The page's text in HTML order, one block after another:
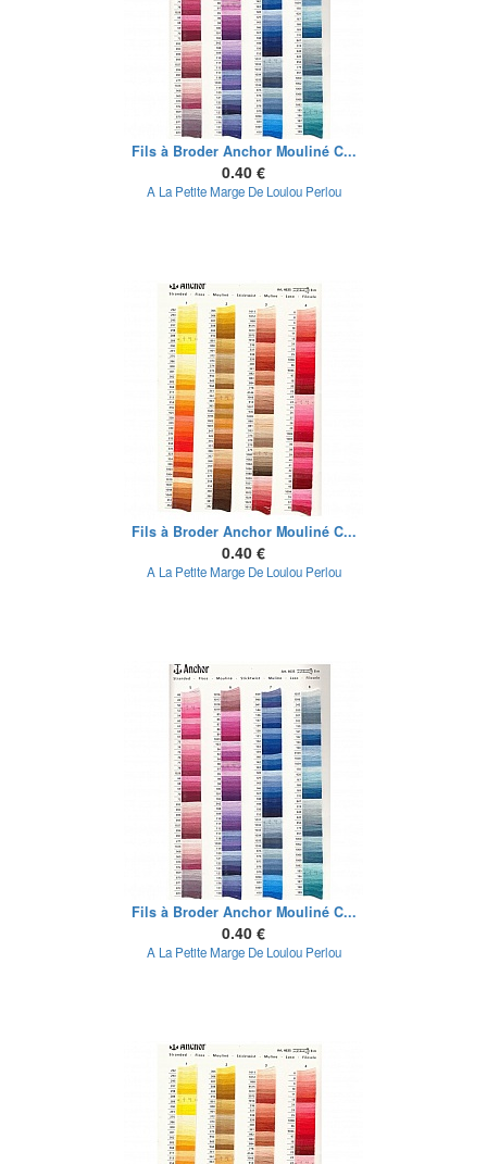
Fils à Broder Anchor Mouliné C...
0.40 €
A La Petite Marge De Loulou Perlou
Fils à Broder Anchor Mouliné C...
0.40 €
A La Petite Marge De Loulou Perlou
Fils à Broder Anchor Mouliné C...
0.40 €
A La Petite Marge De Loulou Perlou